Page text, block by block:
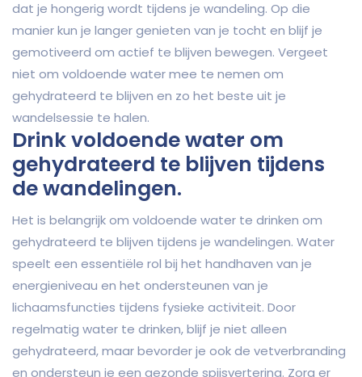
dat je hongerig wordt tijdens je wandeling. Op die
manier kun je langer genieten van je tocht en blijf je
gemotiveerd om actief te blijven bewegen. Vergeet
niet om voldoende water mee te nemen om
gehydrateerd te blijven en zo het beste uit je
wandelsessie te halen.
Drink voldoende water om
gehydrateerd te blijven tijdens
de wandelingen.
Het is belangrijk om voldoende water te drinken om
gehydrateerd te blijven tijdens je wandelingen. Water
speelt een essentiële rol bij het handhaven van je
energieniveau en het ondersteunen van je
lichaamsfuncties tijdens fysieke activiteit. Door
regelmatig water te drinken, blijf je niet alleen
gehydrateerd, maar bevorder je ook de vetverbranding
en ondersteun je een gezonde spijsvertering. Zorg er